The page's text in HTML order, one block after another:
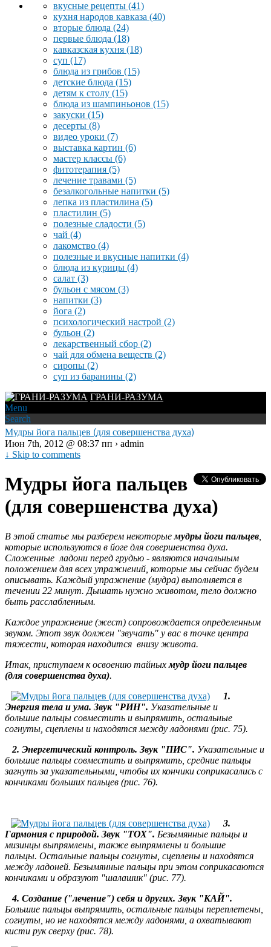
вкусные рецепты (41)
кухня народов кавказа (40)
вторые блюда (24)
первые блюда (18)
кавказская кухня (18)
суп (17)
блюда из грибов (15)
детские блюда (15)
детям к столу (15)
блюда из шампиньонов (15)
закуски (15)
десерты (8)
видео уроки (7)
выставка картин (6)
мастер классы (6)
фитотерапия (5)
лечение травами (5)
безалкогольные напитки (5)
лепка из пластилина (5)
пластилин (5)
полезные сладости (5)
чай (4)
лакомство (4)
полезные и вкусные напитки (4)
блюда из курицы (4)
салат (3)
бульон с мясом (3)
напитки (3)
йога (2)
психологический настрой (2)
бульон (2)
лекарственный сбор (2)
чай для обмена веществ (2)
сиропы (2)
суп из баранины (2)
ГРАНИ-РАЗУМА
Menu
Search
Мудры йога пальцев (для совершенства духа)
Июн 7th, 2012 @ 08:37 пп › admin
↓ Skip to comments
Мудры йога пальцев
(для совершенства духа)
В этой статье мы разберем некоторыемудры йоги пальцев
которые используются в йоге для совершенства духа.
Сложенные ладони перед грудью - являются начальным
положением для всех упражнений, которые мы сейчас будем
описывать. Каждый упражнение (мудра) выполняется в
течении 22 минут. Дышать нужно животом, тело должно
быть расслабленным.
Каждое упражнение (жест) сопровождается определенным
звуком. Этот звук должен "звучать" у вас в точке центра
тяжести, которая находится внизу живота.
Итак, приступаем к освоению тайныхмудр йоги пальцев
(для совершенства духа).
1.
Энергия тела и ума. Звук "РИН". Указательные и
большие пальцы совместить и выпрямить, остальные
согнуты, сцеплены и находятся между ладонями (рис. 75).
2. Энергетический контроль. Звук "ПИС". Указательные и
большие пальцы совместить и выпрямить, средние пальцы
загнуть за указательными, чтобы их кончики соприкасались с
кончиками больших пальцев (рис. 76).
3.
Гармония с природой. Звук "ТОХ". Безымянные пальцы и
мизинцы выпрямлены, также выпрямлены и большие
пальцы. Остальные пальцы согнуты, сцеплены и находятся
между ладоней. Безымянные пальцы при этом соприкасаются
кончиками и образуют "шалашик" (рис. 77).
4. Создание ("лечение") себя и других. Звук "КАЙ".
Большие пальцы выпрямить, остальные пальцы переплетены,
согнуты, но не находятся между ладонями, а охватывают
кисти рук сверху (рис. 78).